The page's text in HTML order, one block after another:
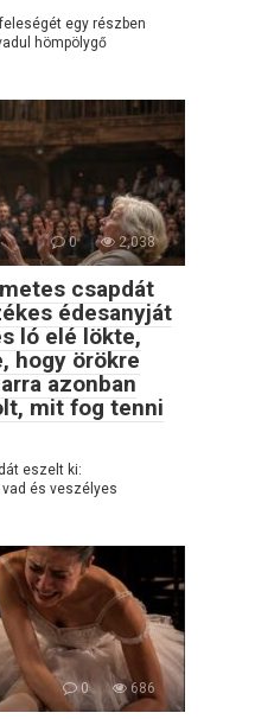
egy részben
hömpölygő
0 2,038
csapdát
édesanyját
ló elé lökte,
hogy örökre
azonban
mit fog tenni
eszelt ki:
és veszélyes
0 686